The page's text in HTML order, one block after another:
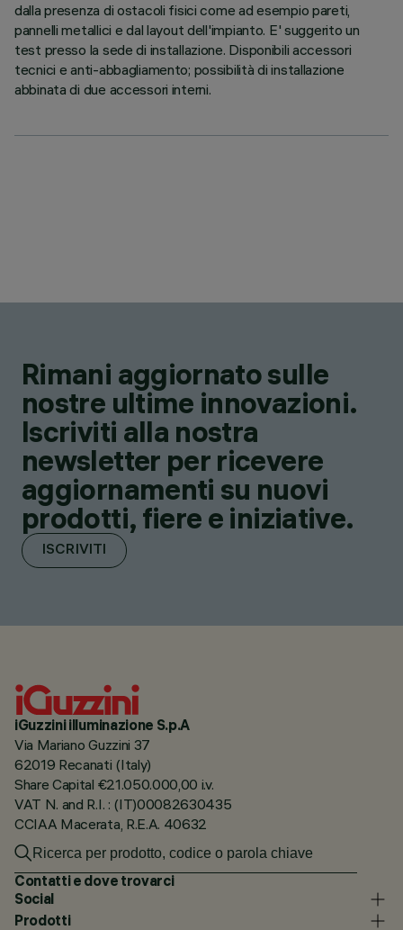
dalla presenza di ostacoli fisici come ad esempio pareti,
pannelli metallici e dal layout dell'impianto. E' suggerito un
test presso la sede di installazione. Disponibili accessori
tecnici e anti-abbagliamento; possibilità di installazione
abbinata di due accessori interni.
Rimani aggiornato sulle
nostre ultime innovazioni.
Iscriviti alla nostra
newsletter per ricevere
aggiornamenti su nuovi
prodotti, fiere e iniziative.
ISCRIVITI
iGuzzini illuminazione S.p.A
Via Mariano Guzzini 37
62019 Recanati (Italy)
Share Capital €21.050.000,00 i.v.
VAT N. and R.I. : (IT)00082630435
CCIAA Macerata, R.E.A. 40632
Contatti e dove trovarci
Social
Prodotti